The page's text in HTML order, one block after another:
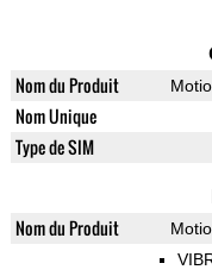
Nom du Produit
Nom Unique
Type de SIM
Nom du Produit